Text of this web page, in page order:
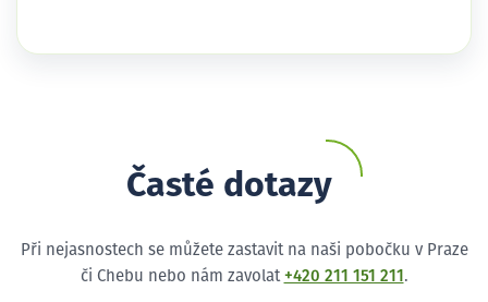
Časté dotazy
Při nejasnostech se můžete zastavit na naši pobočku v Praze
či Chebu nebo nám zavolat +420 211 151 211 .